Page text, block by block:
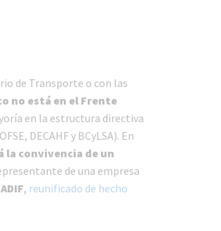
de Transporte o con las
no está en el Frente
en la estructura directiva
DECAHF y BCyLSA). En
convivencia de un
de una empresa
, reunificado de hecho